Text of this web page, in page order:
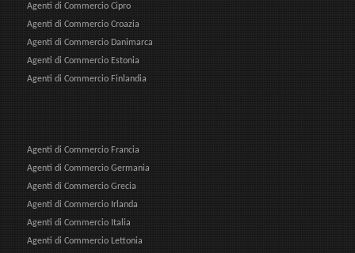
Agenti di Commercio Cipro
Agenti di Commercio Croazia
Agenti di Commercio Danimarca
Agenti di Commercio Estonia
Agenti di Commercio Finlandia
Agenti di Commercio Francia
Agenti di Commercio Germania
Agenti di Commercio Grecia
Agenti di Commercio Irlanda
Agenti di Commercio Italia
Agenti di Commercio Lettonia